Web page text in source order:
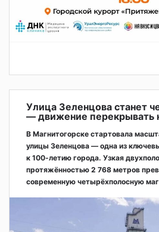
Улица Зеленцова станет
— движение перекрывать
В Магнитогорске стартовала
улицы Зеленцова — одна из
к 100-летию города. Узкая
протяжённостью 2 768 метров
современную четырёхполосную